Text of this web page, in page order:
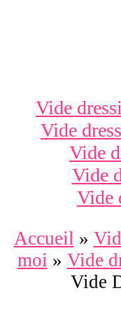
Vide
Vide
Vide
Vide
Vide
Accueil »
moi » Vide
Vide